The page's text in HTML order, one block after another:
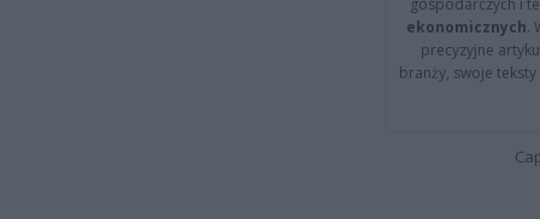
ekonomicznych.
precyzyjne
branży, swoje